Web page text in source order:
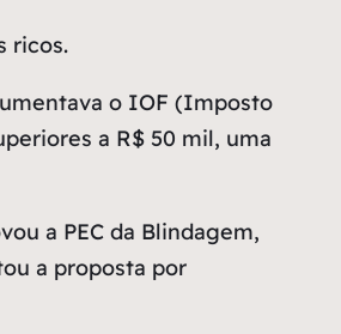
ricos.
o IOF (Imposto
a R$ 50 mil, uma
a PEC da Blindagem,
a proposta por